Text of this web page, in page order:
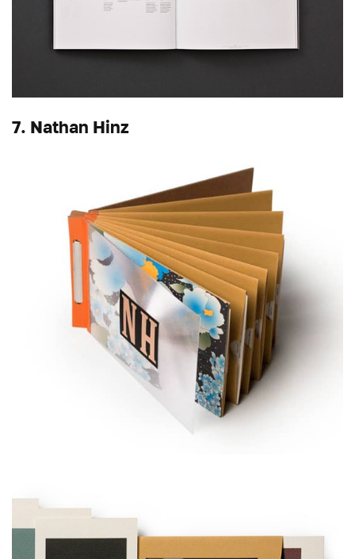
7. Nathan Hinz